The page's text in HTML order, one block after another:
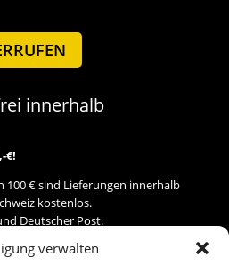
verwalten
innerhalb
€!
100 € sind Lieferungen innerhalb
kostenlos.
Deutscher Post.